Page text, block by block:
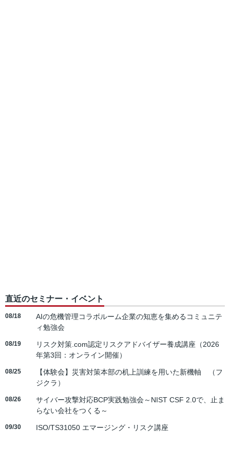
直近のセミナー・イベント
08/18
AIの危機管理コラボルーム企業の知恵を集めるコミュニテ
ィ勉強会
08/19
リスク対策.com認定リスクアドバイザー養成講座（2026
年第3回：オンライン開催）
08/25
【体験会】災害対策本部の机上訓練を用いた新機軸 （フ
ジクラ）
08/26
サイバー攻撃対応BCP実践勉強会～NIST CSF 2.0で、止ま
らない会社をつくる～
09/30 ISO/TS31050 エマージング・リスク講座